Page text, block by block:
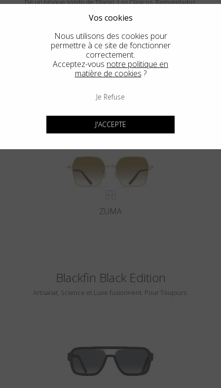
De un bloque sólido de Titanio. Los Clásicos, Reinventados.
ZUMA
Blackfin Black Edition
Artisanat, Science et Luxe fusionnent. Pour Toujours.
Vos cookies
Nous utilisons des cookies pour
permettre à ce site de fonctionner
correctement.
Acceptez-vous notre politique en
matière de cookies ?
Je Refuse
J'ACCEPTE